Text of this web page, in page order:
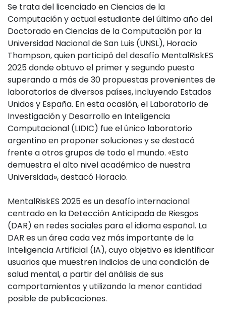
Se trata del licenciado en Ciencias de la
Computación y actual estudiante del último año del
Doctorado en Ciencias de la Computación por la
Universidad Nacional de San Luis (UNSL), Horacio
Thompson, quien participó del desafío MentalRiskES
2025 donde obtuvo el primer y segundo puesto
superando a más de 30 propuestas provenientes de
laboratorios de diversos países, incluyendo Estados
Unidos y España. En esta ocasión, el Laboratorio de
Investigación y Desarrollo en Inteligencia
Computacional (LIDIC) fue el único laboratorio
argentino en proponer soluciones y se destacó
frente a otros grupos de todo el mundo. «Esto
demuestra el alto nivel académico de nuestra
Universidad», destacó Horacio.
MentalRiskES 2025 es un desafío internacional
centrado en la Detección Anticipada de Riesgos
(DAR) en redes sociales para el idioma español. La
DAR es un área cada vez más importante de la
Inteligencia Artificial (IA), cuyo objetivo es identificar
usuarios que muestren indicios de una condición de
salud mental, a partir del análisis de sus
comportamientos y utilizando la menor cantidad
posible de publicaciones.